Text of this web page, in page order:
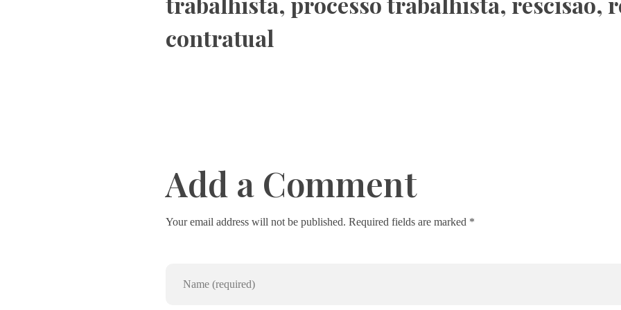
contratual
Add a Comment
Your email address will not be published. Required fields are marked *